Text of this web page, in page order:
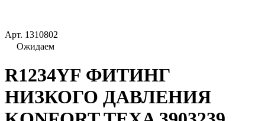
Арт. 1310802
Ожидаем
R1234YF ФИТИНГ
НИЗКОГО ДАВЛЕНИЯ